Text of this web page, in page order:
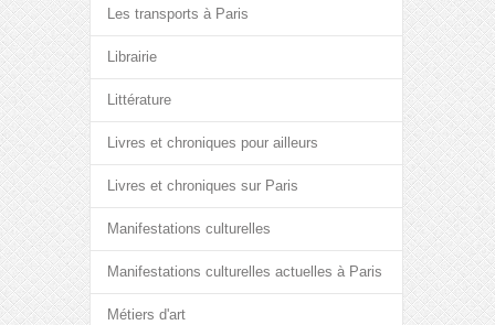
Les transports à Paris
Librairie
Littérature
Livres et chroniques pour ailleurs
Livres et chroniques sur Paris
Manifestations culturelles
Manifestations culturelles actuelles à Paris
Métiers d'art